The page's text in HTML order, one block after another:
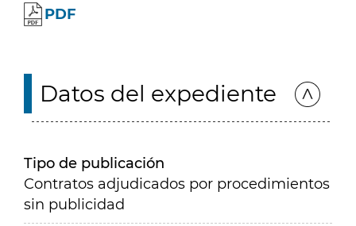
PDF
Datos del expediente
Tipo de publicación
Contratos adjudicados por procedimientos
sin publicidad